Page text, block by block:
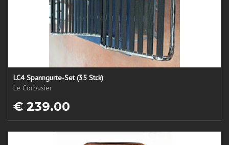
LC4 Spanngurte-Set (35 Stck)
Le Corbusier
€ 239.00